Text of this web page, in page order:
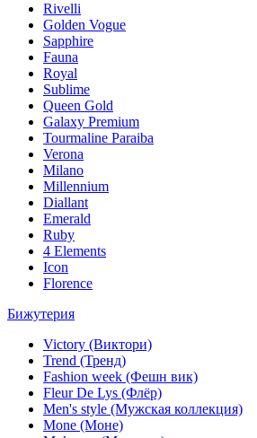
Rivelli
Golden Vogue
Sapphire
Fauna
Royal
Sublime
Queen Gold
Galaxy Premium
Tourmaline Paraiba
Verona
Milano
Millennium
Diallant
Emerald
Ruby
4 Elements
Icon
Florence
Бижутерия
Victory (Виктори)
Trend (Тренд)
Fashion week (Фешн вик)
Fleur De Lys (Флёр)
Men's style (Мужская коллекция)
Mone (Моне)